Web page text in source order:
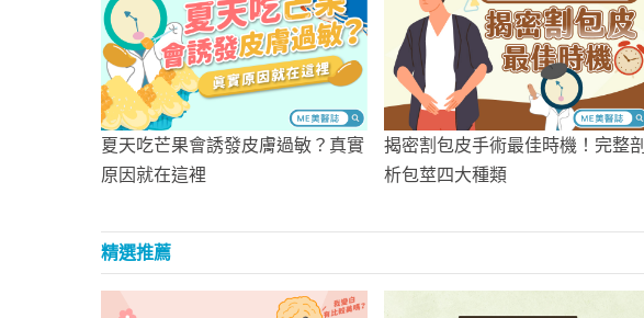
夏天吃芒果會誘發皮膚過敏？真實
原因就在這裡
揭密割包皮手術最佳時機！完整剖
析包莖四大種類
精選推薦